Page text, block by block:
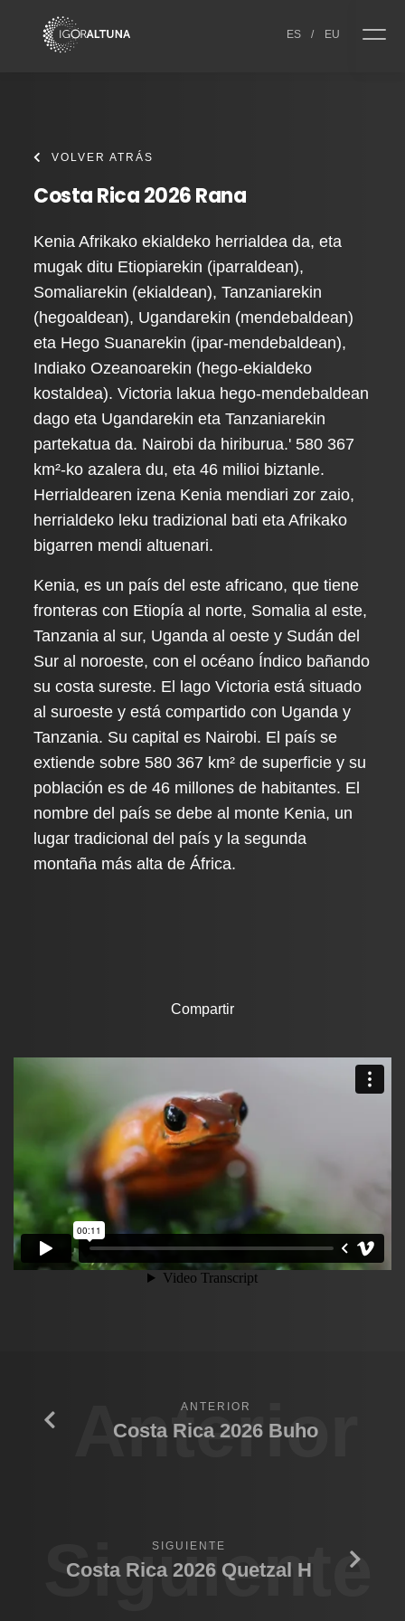
ES / EU
VOLVER ATRÁS
Costa Rica 2026 Rana
Kenia Afrikako ekialdeko herrialdea da, eta
mugak ditu Etiopiarekin (iparraldean),
Somaliarekin (ekialdean), Tanzaniarekin
(hegoaldean), Ugandarekin (mendebaldean)
eta Hego Suanarekin (ipar-mendebaldean),
Indiako Ozeanoarekin (hego-ekialdeko
kostaldea). Victoria lakua hego-mendebaldean
dago eta Ugandarekin eta Tanzaniarekin
partekatua da. Nairobi da hiriburua.' 580 367
km²-ko azalera du, eta 46 milioi biztanle.
Herrialdearen izena Kenia mendiari zor zaio,
herrialdeko leku tradizional bati eta Afrikako
bigarren mendi altuenari.
Kenia, es un país del este africano, que tiene
fronteras con Etiopía al norte, Somalia al este,
Tanzania al sur, Uganda al oeste y Sudán del
Sur al noroeste, con el océano Índico bañando
su costa sureste. El lago Victoria está situado
al suroeste y está compartido con Uganda y
Tanzania. Su capital es Nairobi. El país se
extiende sobre 580 367 km² de superficie y su
población es de 46 millones de habitantes. El
nombre del país se debe al monte Kenia, un
lugar tradicional del país y la segunda
montaña más alta de África.
Compartir
Anterior
ANTERIOR
Costa Rica 2026 Buho
Siguiente
SIGUIENTE
Costa Rica 2026 Quetzal H